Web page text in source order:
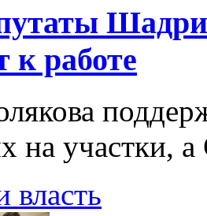
к работе
на участки,
власть